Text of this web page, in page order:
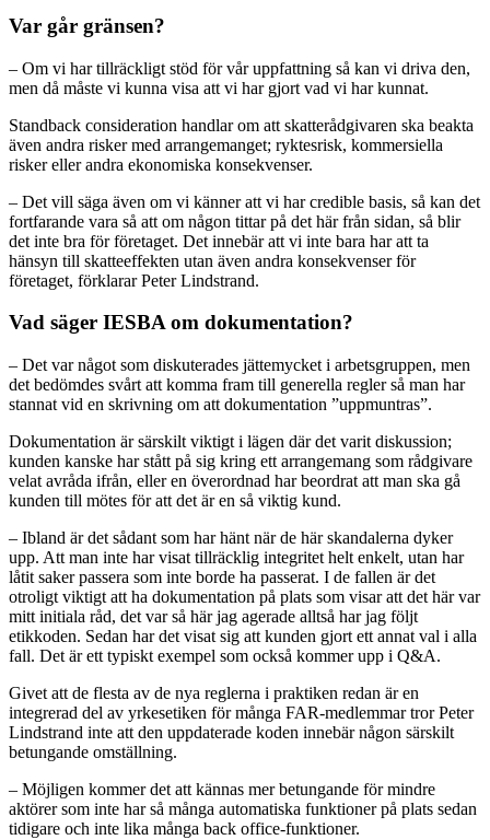
Var går gränsen?
– Om vi har tillräckligt stöd för vår uppfattning så kan vi driva den,
men då måste vi kunna visa att vi har gjort vad vi har kunnat.
Standback consideration handlar om att skatterådgivaren ska beakta
även andra risker med arrangemanget; ryktesrisk, kommersiella
risker eller andra ekonomiska konsekvenser.
– Det vill säga även om vi känner att vi har credible basis, så kan det
fortfarande vara så att om någon tittar på det här från sidan, så blir
det inte bra för företaget. Det innebär att vi inte bara har att ta
hänsyn till skatteeffekten utan även andra konsekvenser för
företaget, förklarar Peter Lindstrand.
Vad säger IESBA om dokumentation?
– Det var något som diskuterades jättemycket i arbetsgruppen, men
det bedömdes svårt att komma fram till generella regler så man har
stannat vid en skrivning om att dokumentation ”uppmuntras”.
Dokumentation är särskilt viktigt i lägen där det varit diskussion;
kunden kanske har stått på sig kring ett arrangemang som rådgivare
velat avråda ifrån, eller en överordnad har beordrat att man ska gå
kunden till mötes för att det är en så viktig kund.
– Ibland är det sådant som har hänt när de här skandalerna dyker
upp. Att man inte har visat tillräcklig integritet helt enkelt, utan har
låtit saker passera som inte borde ha passerat. I de fallen är det
otroligt viktigt att ha dokumentation på plats som visar att det här var
mitt initiala råd, det var så här jag agerade alltså har jag följt
etikkoden. Sedan har det visat sig att kunden gjort ett annat val i alla
fall. Det är ett typiskt exempel som också kommer upp i Q&A.
Givet att de flesta av de nya reglerna i praktiken redan är en
integrerad del av yrkesetiken för många FAR-medlemmar tror Peter
Lindstrand inte att den uppdaterade koden innebär någon särskilt
betungande omställning.
– Möjligen kommer det att kännas mer betungande för mindre
aktörer som inte har så många automatiska funktioner på plats sedan
tidigare och inte lika många back office-funktioner.